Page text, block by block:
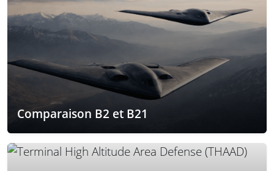
Comparaison B2 et B21